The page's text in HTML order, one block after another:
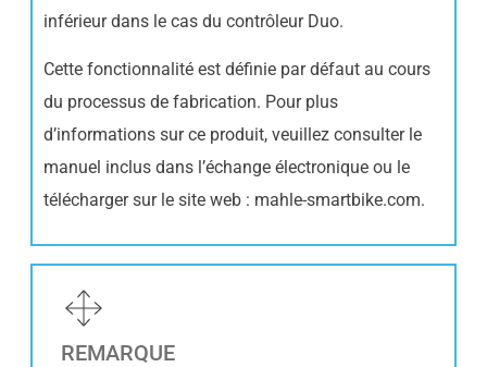
inférieur dans le cas du contrôleur Duo.
Cette fonctionnalité est définie par défaut au cours
du processus de fabrication. Pour plus
d’informations sur ce produit, veuillez consulter le
manuel inclus dans l’échange électronique ou le
télécharger sur le site web : mahle-smartbike.com.
REMARQUE